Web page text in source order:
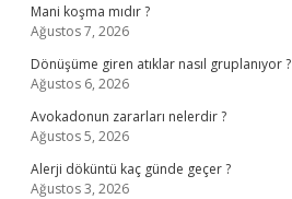
Mani koşma mıdır ?
Ağustos 7, 2026
Dönüşüme giren atıklar nasıl gruplanıyor ?
Ağustos 6, 2026
Avokadonun zararları nelerdir ?
Ağustos 5, 2026
Alerji döküntü kaç günde geçer ?
Ağustos 3, 2026